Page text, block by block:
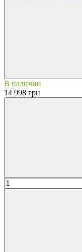
В наличии
14 998 грн